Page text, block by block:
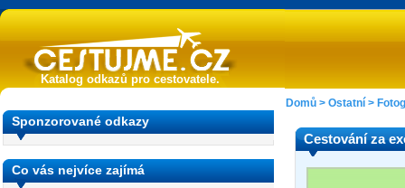
Katalog odkazů pro cestovatele.
Sponzorované odkazy
Co vás nejvíce zajímá
Domů > Ostatní >
Cestování za